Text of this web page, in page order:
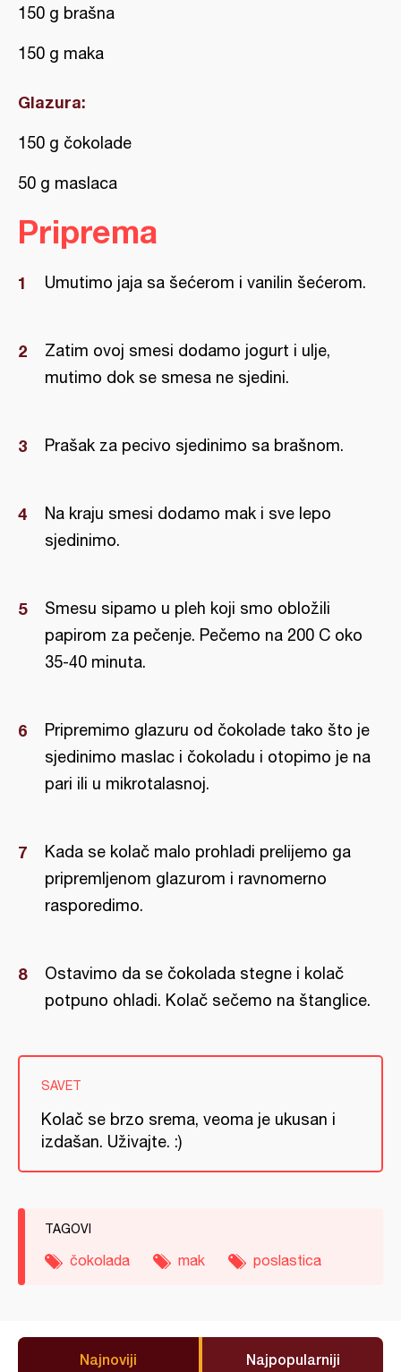
150 g brašna
150 g maka
Glazura:
150 g čokolade
50 g maslaca
Priprema
Umutimo jaja sa šećerom i vanilin šećerom.
Zatim ovoj smesi dodamo jogurt i ulje,
mutimo dok se smesa ne sjedini.
Prašak za pecivo sjedinimo sa brašnom.
Na kraju smesi dodamo mak i sve lepo
sjedinimo.
Smesu sipamo u pleh koji smo obložili
papirom za pečenje. Pečemo na 200 C oko
35-40 minuta.
Pripremimo glazuru od čokolade tako što je
sjedinimo maslac i čokoladu i otopimo je na
pari ili u mikrotalasnoj.
Kada se kolač malo prohladi prelijemo ga
pripremljenom glazurom i ravnomerno
rasporedimo.
Ostavimo da se čokolada stegne i kolač
potpuno ohladi. Kolač sečemo na štanglice.
SAVET
Kolač se brzo srema, veoma je ukusan i
izdašan. Uživajte. :)
TAGOVI
čokolada mak poslastica
Najnoviji Najpopularniji